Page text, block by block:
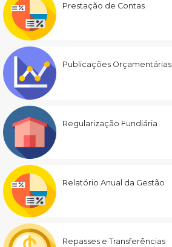
Prestação de Contas
Publicações Orçamentárias
Regularização Fundiária
Relatório Anual da Gestão
Repasses e Transferências